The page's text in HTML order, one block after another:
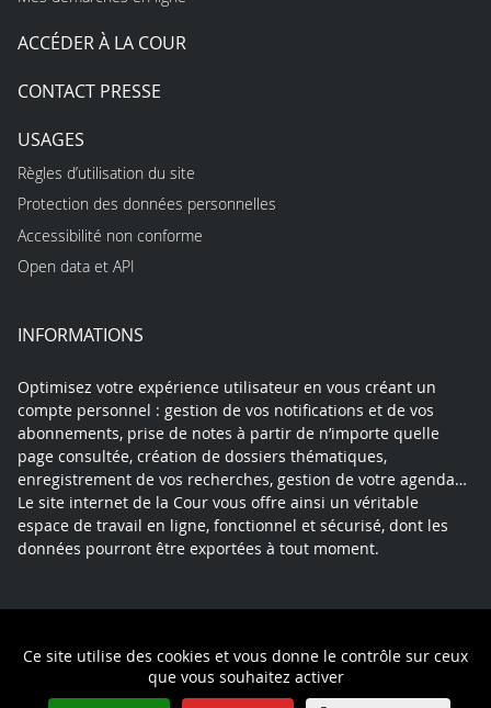
Ce site utilise des cookies et vous donne le contrôle sur ceux
que vous souhaitez activer
ACCÉDER À LA COUR
CONTACT PRESSE
USAGES
Règles d’utilisation du site
Protection des données personnelles
Accessibilité non conforme
Open data et API
INFORMATIONS
Optimisez votre expérience utilisateur en vous créant un
compte personnel : gestion de vos notifications et de vos
abonnements, prise de notes à partir de n’importe quelle
page consultée, création de dossiers thématiques,
enregistrement de vos recherches, gestion de votre agenda…
Le site internet de la Cour vous offre ainsi un véritable
espace de travail en ligne, fonctionnel et sécurisé, dont les
données pourront être exportées à tout moment.
Politique de confidentialité